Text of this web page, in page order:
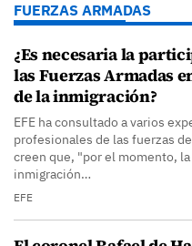
FUERZAS ARMADAS
¿Es necesaria la
las Fuerzas Armadas
de la inmigración?
EFE ha consultado a varios
profesionales de las fuerzas
creen que, "por el momento,
inmigración…
EFE